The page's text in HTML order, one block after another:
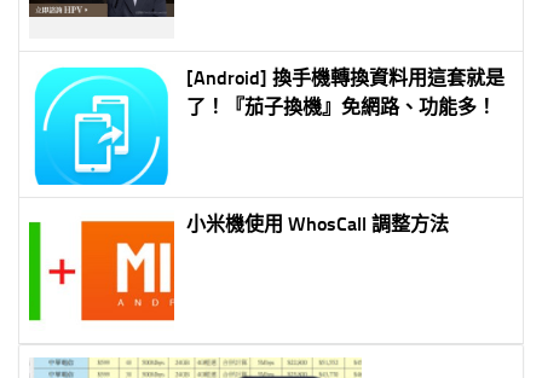
[Android] 換手機轉換資料用這套就是
了！『茄子換機』免網路、功能多！
小米機使用 WhosCall 調整方法